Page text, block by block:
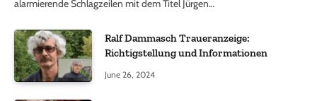
alarmierende Schlagzeilen mit dem Titel Jürgen…
Ralf Dammasch Traueranzeige:
Richtigstellung und Informationen
June 26, 2024